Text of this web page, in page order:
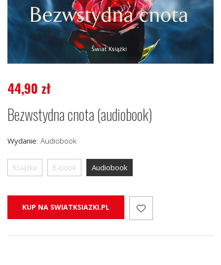
44,90 zł
Bezwstydna cnota (audiobook)
Wydanie: Audiobook
Książka E-book Audiobook
KUP NA SWIATKSIAZKI.PL